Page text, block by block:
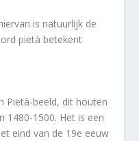
is natuurlijk de
pietà betekent
Pietà-beeld, dit houten
1480-1500. Het is een
eind van de 19e eeuw